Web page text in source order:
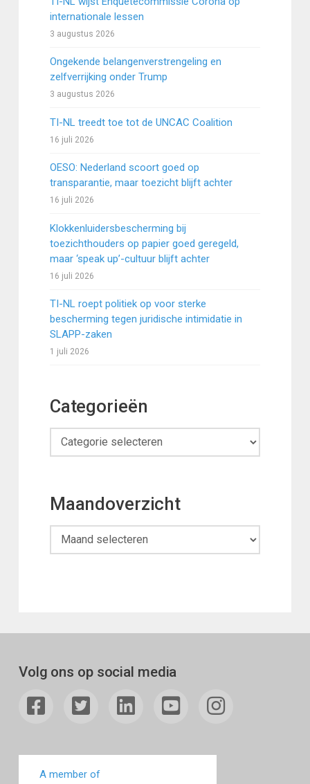
internationale lessen
3 augustus 2026
Ongekende belangenverstrengeling en
zelfverrijking onder Trump
3 augustus 2026
TI-NL treedt toe tot de UNCAC Coalition
16 juli 2026
OESO: Nederland scoort goed op
transparantie, maar toezicht blijft achter
16 juli 2026
Klokkenluidersbescherming bij
toezichthouders op papier goed geregeld,
maar ‘speak up’-cultuur blijft achter
16 juli 2026
TI-NL roept politiek op voor sterke
bescherming tegen juridische intimidatie in
SLAPP-zaken
1 juli 2026
Categorieën
Categorieën
Maandoverzicht
Maandoverzicht
Volg ons op social media
A member of